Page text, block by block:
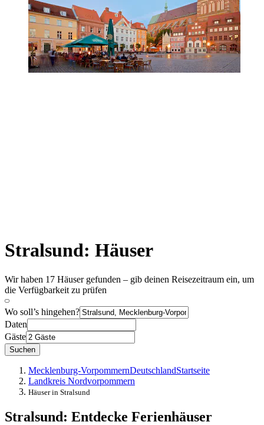
Stralsund: Häuser
Wir haben 17 Häuser gefunden – gib deinen Reisezeitraum ein, um
die Verfügbarkeit zu prüfen
Wo soll’s hingehen?
Daten
Gäste
Suchen
Mecklenburg-VorpommernDeutschlandStartseite
Landkreis Nordvorpommern
Häuser in Stralsund
Stralsund: Entdecke Ferienhäuser